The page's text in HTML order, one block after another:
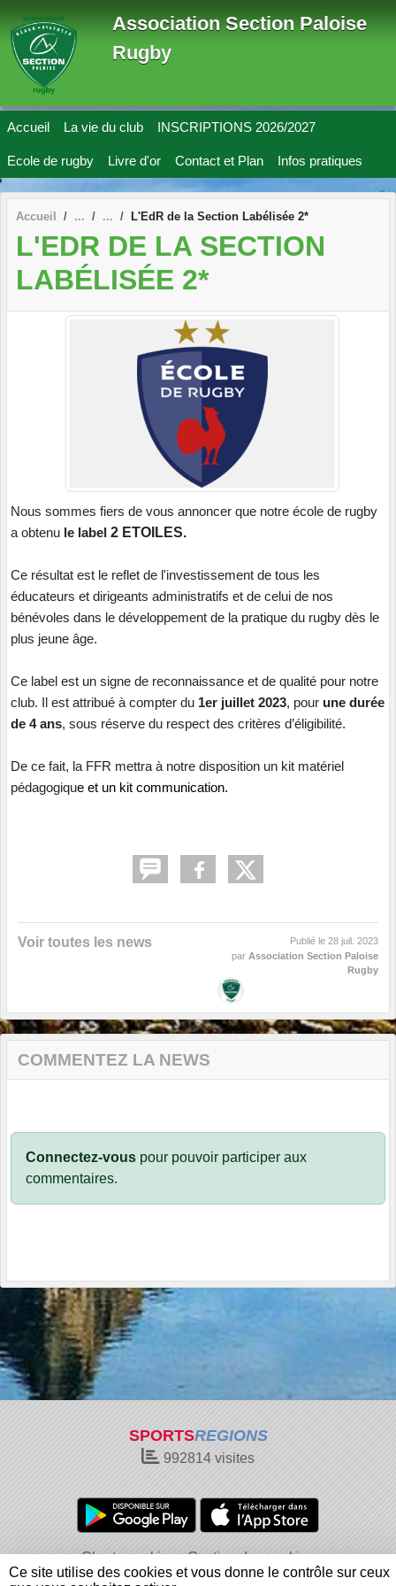
Association Section Paloise
Rugby
Accueil La vie du club INSCRIPTIONS 2026/2027
Ecole de rugby Livre d'or Contact et Plan Infos pratiques
Accueil L'EdR de la Section Labélisée 2*
L'EDR DE LA SECTION
LABÉLISÉE 2*
Nous sommes fiers de vous annoncer que notre école de rugby
a obtenu le label 2 ETOILES.
Ce résultat est le reflet de l'investissement de tous les
éducateurs et dirigeants administratifs et de celui de nos
bénévoles dans le développement de la pratique du rugby dès le
plus jeune âge.
Ce label est un signe de reconnaissance et de qualité pour notre
club. Il est attribué à compter du 1er juillet 2023, pour une durée
de 4 ans, sous réserve du respect des critères d’éligibilité.
De ce fait, la FFR mettra à notre disposition un kit matériel
pédagogique et un kit communication.
Voir toutes les news Publié le 28 juil. 2023
par Association Section Paloise
Rugby
COMMENTEZ LA NEWS
Connectez-vous pour pouvoir participer aux
commentaires.
SPORTSREGIONS
992814 visites
Charte cookies
Gestion des cookies
Informations légales
Signaler un contenu inapproprié
Ce site utilise des cookies et vous donne le contrôle sur ceux